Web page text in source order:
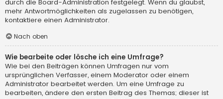
durch die Board-Administration festgelegt. Wenn du glaubst,
mehr Antwortmöglichkeiten als zugelassen zu benötigen,
kontaktiere einen Administrator.
Nach oben
Wie bearbeite oder lösche ich eine Umfrage?
Wie bei den Beiträgen können Umfragen nur vom
ursprünglichen Verfasser, einem Moderator oder einem
Administrator bearbeitet werden. Um eine Umfrage zu
bearbeiten, ändere den ersten Beitrag des Themas; dieser ist